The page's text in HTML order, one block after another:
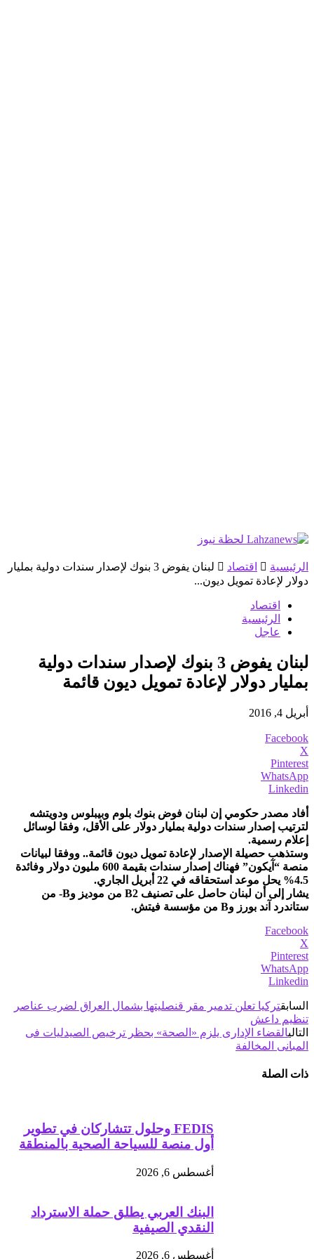
الرئيسية اقتصاد
لبنان يفوض 3 بنوك لإصدار سندات دولية بمليار
دولار لإعادة تمويل ديون...
اقتصاد
الرئيسية
عاجل
لبنان يفوض 3 بنوك لإصدار سندات دولية
بمليار دولار لإعادة تمويل ديون قائمة
أبريل 4, 2016
Facebook
X
Pinterest
WhatsApp
Linkedin
أفاد مصدر حكومي إن لبنان فوض بنوك بلوم وبيبلوس ودويتشه
لترتيب إصدار سندات دولية بمليار دولار على الأقل، وفقا لوسائل
إعلام رسمية.
وستذهب حصيلة الإصدار لإعادة تمويل ديون قائمة.. ووفقا لبيانات
منصة “آيكون” فهناك إصدار سندات بقيمة 600 مليون دولار وفائدة
4.5% يحل موعد استحقاقه في 22 أبريل الجاري.
يشار إلى أن لبنان حاصل على تصنيف B2 من موديز وB- من
ستاندرد آند بورز وB من مؤسسة فيتش.
Facebook
X
Pinterest
WhatsApp
Linkedin
السابقتركيا تعلن تدمير مقر قنصليتها بشمال العراق لضرب عناصر
تنظيم داعش
التاليالقضاء الإدارى يلزم «الصحة» بحظر ترخيص الصيدليات فى
المبانى المخالفة
ذات الصلة
FEDIS وحلول تتشاركان في تطوير
أول منصة للسياحة الصحية بالمنطقة
أغسطس 6, 2026
البنك العربي يطلق حملة الاسترداد
النقدي الصيفية
أغسطس 6, 2026